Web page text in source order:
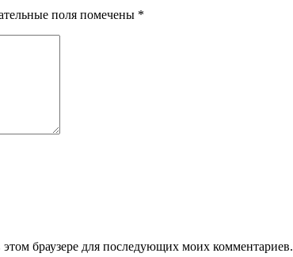
поля помечены *
браузере для последующих моих комментариев.